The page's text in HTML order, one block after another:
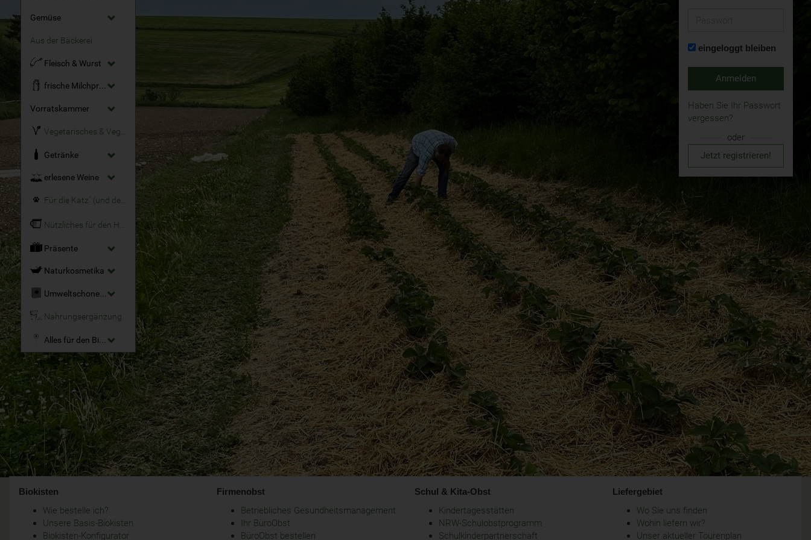
Gemüse
Aus der Bäckerei
Fleisch & Wurst
frische Milchprodukte
Vorratskammer
Getränke
erlesene Weine
Für die Katz´ (und den Hund)
Präsente
Naturkosmetika
Umweltschonende Reinigungsmittel
Nahrungsergänzung
Alles für den Bio-Garten
eingeloggt bleiben
Anmelden
Haben Sie Ihr Passwort
vergessen?
oder
Jetzt registrieren!
Biokisten
Wie bestelle ich?
Unsere Basis-Biokisten
Biokisten-Konfigurator
Firmenobst
Betriebliches Gesundheitsmanagement
Ihr BüroObst
BüroObst bestellen
Schul & Kita-Obst
Kindertagesstätten
NRW-Schulobstprogramm
Schulkinderpartnerschaft
Liefergebiet
Wo Sie uns finden
Wohin liefern wir?
Unser aktueller Tourenplan